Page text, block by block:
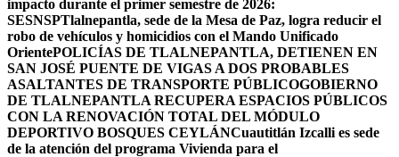
impacto durante el primer semestre de 2026:
SESNSPTlalnepantla, sede de la Mesa de Paz, logra reducir el
robo de vehículos y homicidios con el Mando Unificado
OrientePOLICÍAS DE TLALNEPANTLA, ​DETIENEN EN
SAN JOSÉ PUENTE DE VIGAS A DOS PROBABLES
ASALTANTES DE TRANSPORTE PÚBLICOGOBIERNO
DE TLALNEPANTLA RECUPERA ESPACIOS PÚBLICOS
CON LA RENOVACIÓN TOTAL DEL MÓDULO
DEPORTIVO BOSQUES CEYLÁNCuautitlán Izcalli es sede
de la atención del programa Vivienda para el